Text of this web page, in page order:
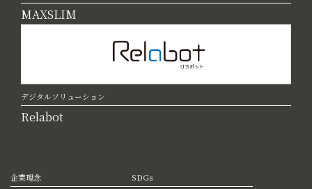
MAXSLIM
デジタルソリューション
Relabot
企業理念 SDGs